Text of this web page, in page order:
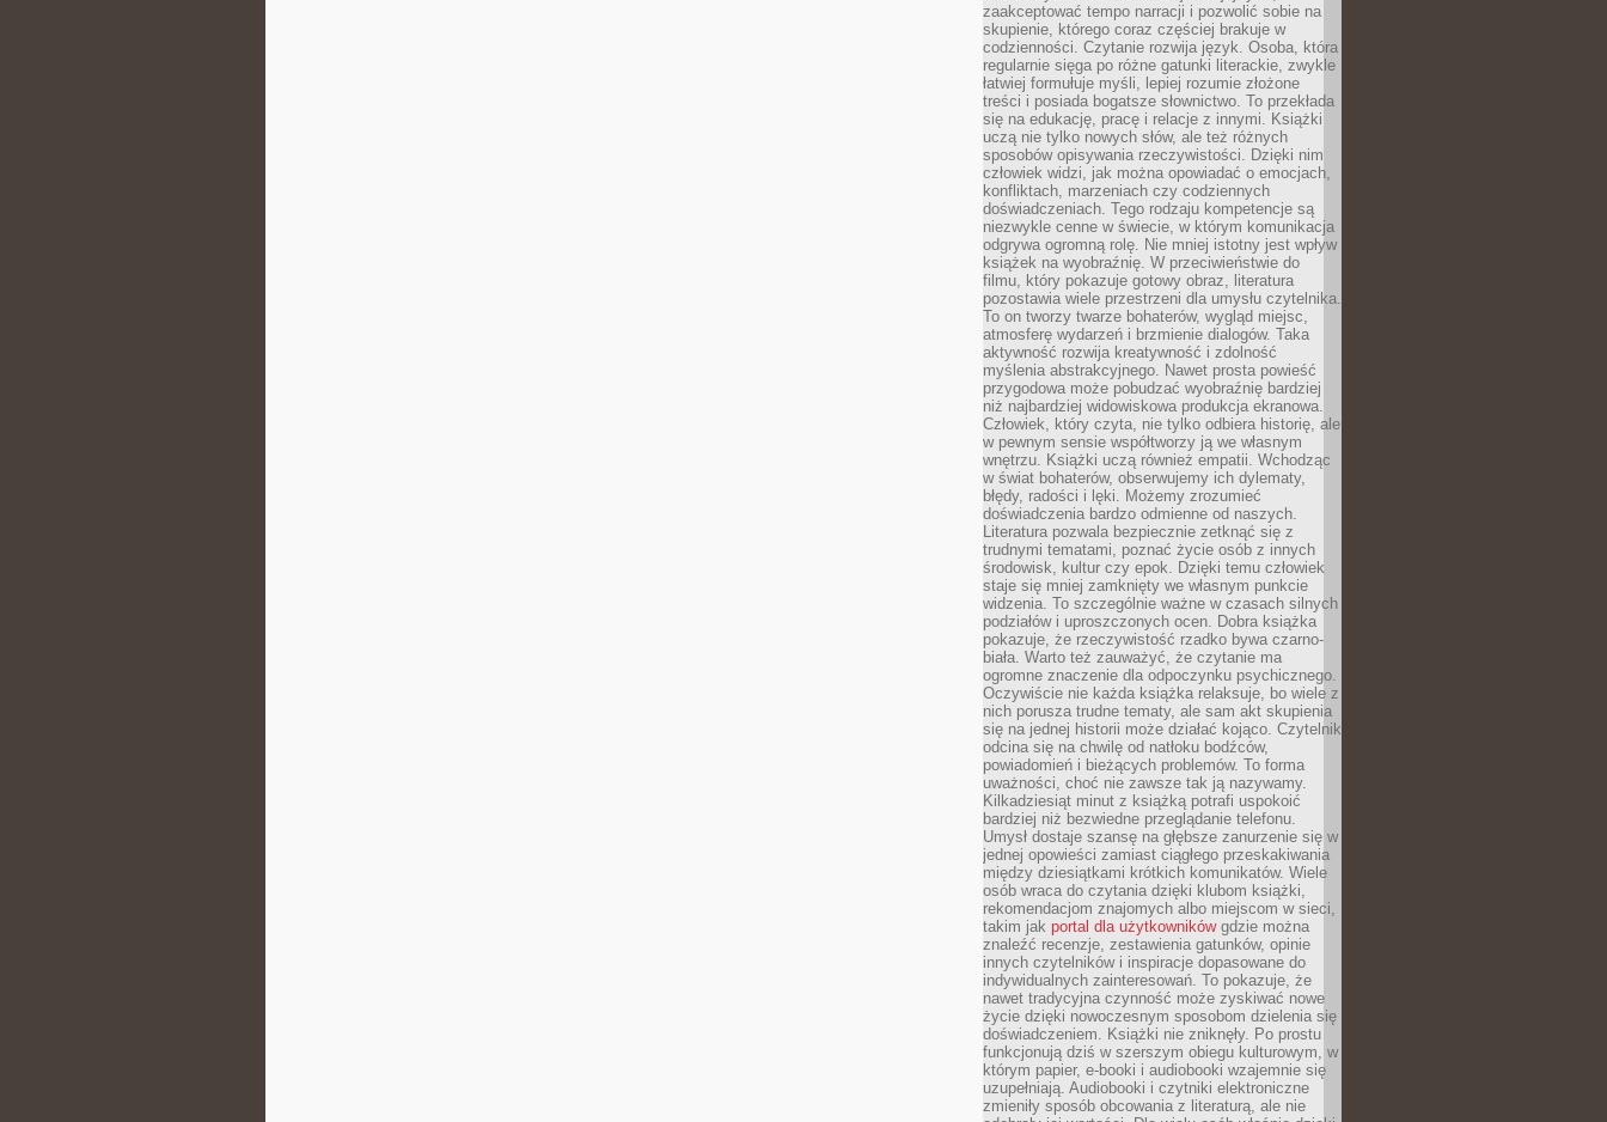
zaakceptować tempo narracji i pozwolić sobie na
skupienie, którego coraz częściej brakuje w
codzienności. Czytanie rozwija język. Osoba, która
regularnie sięga po różne gatunki literackie, zwykle
łatwiej formułuje myśli, lepiej rozumie złożone
treści i posiada bogatsze słownictwo. To przekłada
się na edukację, pracę i relacje z innymi. Książki
uczą nie tylko nowych słów, ale też różnych
sposobów opisywania rzeczywistości. Dzięki nim
człowiek widzi, jak można opowiadać o emocjach,
konfliktach, marzeniach czy codziennych
doświadczeniach. Tego rodzaju kompetencje są
niezwykle cenne w świecie, w którym komunikacja
odgrywa ogromną rolę. Nie mniej istotny jest wpływ
książek na wyobraźnię. W przeciwieństwie do
filmu, który pokazuje gotowy obraz, literatura
pozostawia wiele przestrzeni dla umysłu czytelnika.
To on tworzy twarze bohaterów, wygląd miejsc,
atmosferę wydarzeń i brzmienie dialogów. Taka
aktywność rozwija kreatywność i zdolność
myślenia abstrakcyjnego. Nawet prosta powieść
przygodowa może pobudzać wyobraźnię bardziej
niż najbardziej widowiskowa produkcja ekranowa.
Człowiek, który czyta, nie tylko odbiera historię, ale
w pewnym sensie współtworzy ją we własnym
wnętrzu. Książki uczą również empatii. Wchodząc
w świat bohaterów, obserwujemy ich dylematy,
błędy, radości i lęki. Możemy zrozumieć
doświadczenia bardzo odmienne od naszych.
Literatura pozwala bezpiecznie zetknąć się z
trudnymi tematami, poznać życie osób z innych
środowisk, kultur czy epok. Dzięki temu człowiek
staje się mniej zamknięty we własnym punkcie
widzenia. To szczególnie ważne w czasach silnych
podziałów i uproszczonych ocen. Dobra książka
pokazuje, że rzeczywistość rzadko bywa czarno-
biała. Warto też zauważyć, że czytanie ma
ogromne znaczenie dla odpoczynku psychicznego.
Oczywiście nie każda książka relaksuje, bo wiele z
nich porusza trudne tematy, ale sam akt skupienia
się na jednej historii może działać kojąco. Czytelnik
odcina się na chwilę od natłoku bodźców,
powiadomień i bieżących problemów. To forma
uważności, choć nie zawsze tak ją nazywamy.
Kilkadziesiąt minut z książką potrafi uspokoić
bardziej niż bezwiedne przeglądanie telefonu.
Umysł dostaje szansę na głębsze zanurzenie się w
jednej opowieści zamiast ciągłego przeskakiwania
między dziesiątkami krótkich komunikatów. Wiele
osób wraca do czytania dzięki klubom książki,
rekomendacjom znajomych albo miejscom w sieci,
takim jak portal dla użytkownikówgdzie można
znaleźć recenzje, zestawienia gatunków, opinie
innych czytelników i inspiracje dopasowane do
indywidualnych zainteresowań. To pokazuje, że
nawet tradycyjna czynność może zyskiwać nowe
życie dzięki nowoczesnym sposobom dzielenia się
doświadczeniem. Książki nie zniknęły. Po prostu
funkcjonują dziś w szerszym obiegu kulturowym, w
którym papier, e-booki i audiobooki wzajemnie się
uzupełniają. Audiobooki i czytniki elektroniczne
zmieniły sposób obcowania z literaturą, ale nie